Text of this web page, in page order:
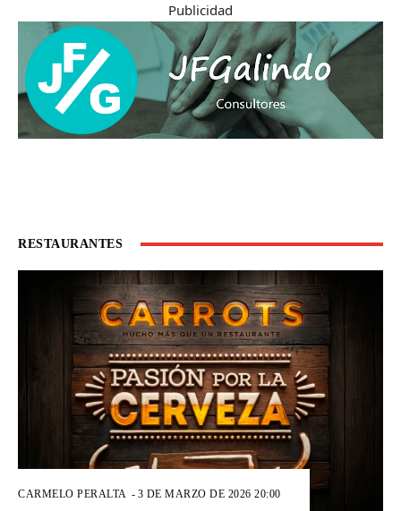
Publicidad
RESTAURANTES
CARMELO PERALTA - 3 DE MARZO DE 2026 20:00